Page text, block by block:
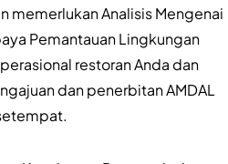
memerlukan Analisis Mengenai
Pemantauan Lingkungan
restoran Anda dan
dan penerbitan AMDAL